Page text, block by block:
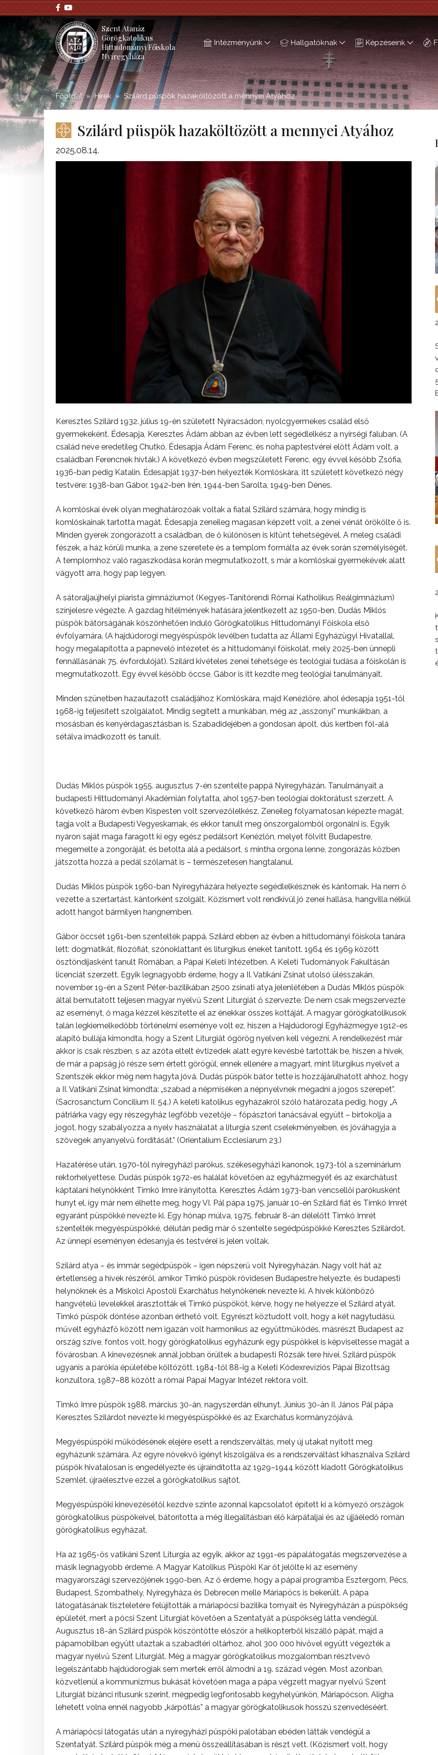
;
Szent Atanáz
Görögkatolikus
Hittudományi Főiskola
Nyíregyháza
Intézményünk Hallgatóknak Képzéseink
Főoldal Hírek Szilárd püspök hazaköltözött a mennyei Atyához
Szilárd püspök hazaköltözött a mennyei Atyához
2025.08.14.
Keresztes Szilárd 1932. július 19-én született Nyíracsádon, nyolcgyermekes család első
gyermekeként. Édesapja, Keresztes Ádám abban az évben lett segédlelkész a nyírségi faluban. (A
család neve eredetileg Chutkó. Édesapja Ádám Ferenc, és noha paptestvérei előtt Ádám volt, a
családban Ferencnek hívták.) A következő évben megszületett Ferenc, egy évvel később Zsófia,
1936-ban pedig Katalin. Édesapját 1937-ben helyezték Komlóskára, itt született következő négy
testvére: 1938-ban Gábor, 1942-ben Irén, 1944-ben Sarolta, 1949-ben Dénes.
A komlóskai évek olyan meghatározóak voltak a fiatal Szilárd számára, hogy mindig is
komlóskainak tartotta magát. Édesapja zeneileg magasan képzett volt, a zenei vénát örökölte ő is.
Minden gyerek zongorázott a családban, de ő különösen is kitűnt tehetségével. A meleg családi
fészek, a ház körüli munka, a zene szeretete és a templom formálta az évek során személyiségét.
A templomhoz való ragaszkodása korán megmutatkozott, s már a komlóskai gyermekévek alatt
vágyott arra, hogy pap legyen.
A sátoraljaújhelyi piarista gimnáziumot (Kegyes-Tanítórendi Római Katholikus Reálgimnázium)
színjelesre végezte. A gazdag hitélmények hatására jelentkezett az 1950-ben, Dudás Miklós
püspök bátorságának köszönhetően induló Görögkatolikus Hittudományi Főiskola első
évfolyamára. (A hajdúdorogi megyéspüspök levélben tudatta az Állami Egyházügyi Hivatallal,
hogy megalapította a papnevelő intézetet és a hittudományi főiskolát, mely 2025-ben ünnepli
fennállásának 75. évfordulóját). Szilárd kivételes zenei tehetsége és teológiai tudása a főiskolán is
megmutatkozott. Egy évvel később öccse, Gábor is itt kezdte meg teológiai tanulmányait.
Minden szünetben hazautazott családjához Komlóskára, majd Kenézlőre, ahol édesapja 1951-től
1968-ig teljesített szolgálatot. Mindig segített a munkában, még az „asszonyi” munkákban, a
mosásban és kenyérdagasztásban is. Szabadidejében a gondosan ápolt, dús kertben föl-alá
sétálva imádkozott és tanult.
Dudás Miklós püspök 1955. augusztus 7-én szentelte pappá Nyíregyházán. Tanulmányait a
budapesti Hittudományi Akadémián folytatta, ahol 1957-ben teológiai doktorátust szerzett. A
következő három évben Kispesten volt szervezőlelkész. Zeneileg folyamatosan képezte magát,
tagja volt a Budapesti Vegyeskarnak, és ekkor tanult meg önszorgalomból orgonálni is. Egyik
nyáron saját maga faragott ki egy egész pedálsort Kenézlőn, melyet fölvitt Budapestre,
megemelte a zongoráját, és betolta alá a pedálsort, s mintha orgona lenne, zongorázás közben
játszotta hozzá a pedál szólamát is – természetesen hangtalanul.
Dudás Miklós püspök 1960-ban Nyíregyházára helyezte segédlelkésznek és kántornak. Ha nem ő
vezette a szertartást, kántorként szolgált. Közismert volt rendkívül jó zenei hallása, hangvilla nélkül
adott hangot bármilyen hangnemben.
Gábor öccsét 1961-ben szentelték pappá. Szilárd ebben az évben a hittudományi főiskola tanára
lett: dogmatikát, filozófiát, szónoklattant és liturgikus éneket tanított. 1964 és 1969 között
ösztöndíjasként tanult Rómában, a Pápai Keleti Intézetben. A Keleti Tudományok Fakultásán
licenciát szerzett. Egyik legnagyobb érdeme, hogy a II. Vatikáni Zsinat utolsó ülésszakán,
november 19-én a Szent Péter-bazilikában 2500 zsinati atya jelenlétében a Dudás Miklós püspök
által bemutatott teljesen magyar nyelvű Szent Liturgiát ő szervezte. De nem csak megszervezte
az eseményt, ő maga kézzel készítette el az énekkar összes kottáját. A magyar görögkatolikusok
talán legkiemelkedőbb történelmi eseménye volt ez, hiszen a Hajdúdorogi Egyházmegye 1912-es
alapító bullája kimondta, hogy a Szent Liturgiát ógörög nyelven kell végezni. A rendelkezést már
akkor is csak részben, s az azóta eltelt évtizedek alatt egyre kevésbé tartották be, hiszen a hívek,
de már a papság jó része sem értett görögül, ennek ellenére a magyart, mint liturgikus nyelvet a
Szentszék ekkor még nem hagyta jóvá. Dudás püspök bátor tette is hozzájárulhatott ahhoz, hogy
a II. Vatikáni Zsinat kimondta: „szabad a népmiséken a népnyelvnek megadni a jogos szerepet”.
(Sacrosanctum Concilium II. 54.) A keleti katolikus egyházakról szóló határozata pedig, hogy „A
pátriárka vagy egy részegyház legfőbb vezetője – főpásztori tanácsával együtt – birtokolja a
jogot, hogy szabályozza a nyelv használatát a liturgia szent cselekményeiben, és jóváhagyja a
szövegek anyanyelvű fordítását.” (Orientalium Ecclesiarum 23.)
Hazatérése után, 1970-től nyíregyházi parókus, székesegyházi kanonok, 1973-tól a szeminárium
rektorhelyettese. Dudás püspök 1972-es halálát követően az egyházmegyét és az exarchátust
káptalani helynökként Timkó Imre irányította. Keresztes Ádám 1973-ban vencsellői parókusként
hunyt el, így már nem élhette meg, hogy VI. Pál pápa 1975. január 10-én Szilárd fiát és Timkó Imrét
egyaránt püspökké nevezte ki. Egy hónap múlva, 1975. február 8-án délelőtt Timkó Imrét
szentelték megyéspüspökké, délután pedig már ő szentelte segédpüspökké Keresztes Szilárdot.
Az ünnepi eseményen édesanyja és testvérei is jelen voltak.
Szilárd atya – és immár segédpüspök – igen népszerű volt Nyíregyházán. Nagy volt hát az
értetlenség a hívek részéről, amikor Timkó püspök rövidesen Budapestre helyezte, és budapesti
helynöknek és a Miskolci Apostoli Exarchátus helynökének nevezte ki. A hívek különböző
hangvételű levelekkel árasztották el Timkó püspököt, kérve, hogy ne helyezze el Szilárd atyát.
Timkó püspök döntése azonban érthető volt. Egyrészt köztudott volt, hogy a két nagytudású,
művelt egyházfő között nem igazán volt harmonikus az együttműködés, másrészt Budapest az
ország szíve, fontos volt, hogy görögkatolikus egyházunk egy püspökkel is képviseltesse magát a
fővárosban. A kinevezésnek annál jobban örültek a budapesti Rózsák tere hívei, Szilárd püspök
ugyanis a parókia épületébe költözött. 1984-től 88-ig a Keleti Kódexrevíziós Pápai Bizottság
konzultora, 1987–88 között a római Pápai Magyar Intézet rektora volt.
Timkó Imre püspök 1988. március 30-án, nagyszerdán elhunyt. Június 30-án II. János Pál pápa
Keresztes Szilárdot nevezte ki megyéspüspökké és az Exarchátus kormányzójává.
Megyéspüspöki működésének elejére esett a rendszerváltás, mely új utakat nyitott meg
egyházunk számára. Az egyre növekvő igényt kiszolgálva és a rendszerváltást kihasználva Szilárd
püspök hivatalosan is engedélyezte és újraindította az 1929–1944 között kiadott Görögkatolikus
Szemlét, újraélesztve ezzel a görögkatolikus sajtót.
Megyéspüspöki kinevezésétől kezdve szinte azonnal kapcsolatot épített ki a környező országok
görögkatolikus püspökeivel, bátorította a még illegalitásban élő kárpátaljai és az újjáéledő román
görögkatolikus egyházat.
Ha az 1965-ös vatikáni Szent Liturgia az egyik, akkor az 1991-es pápalátogatás megszervezése a
másik legnagyobb érdeme. A Magyar Katolikus Püspöki Kar őt jelölte ki az esemény
magyarországi szervezőjének 1990-ben. Az ő érdeme, hogy a pápai programba Esztergom, Pécs,
Budapest, Szombathely, Nyíregyháza és Debrecen mellé Máriapócs is bekerült. A pápa
látogatásának tiszteletére felújították a máriapócsi bazilika tornyait és Nyíregyházán a püspökség
épületét, mert a pócsi Szent Liturgiát követően a Szentatyát a püspökség látta vendégül.
Augusztus 18-án Szilárd püspök köszöntötte először a helikopterből kiszálló pápát, majd a
pápamobilban együtt utaztak a szabadtéri oltárhoz, ahol 300 000 hívővel együtt végezték a
magyar nyelvű Szent Liturgiát. Még a magyar görögkatolikus mozgalomban résztvevő
legelszántabb hajdúdorogiak sem mertek erről álmodni a 19. század végén. Most azonban,
közvetlenül a kommunizmus bukását követően maga a pápa végzett magyar nyelvű Szent
Liturgiát bizánci rítusunk szerint, mégpedig legfontosabb kegyhelyünkön, Máriapócson. Aligha
lehetett volna ennél nagyobb „kárpótlás” a magyar görögkatolikusok hosszú szenvedéséért.
A máriapócsi látogatás után a nyíregyházi püspöki palotában ebéden látták vendégül a
Szentatyát. Szilárd püspök még a menü összeállításában is részt vett. (Közismert volt, hogy